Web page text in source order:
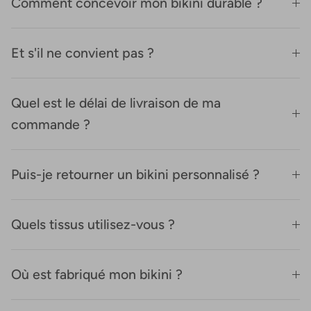
Et s'il ne convient pas ?
Quel est le délai de livraison de ma
commande ?
Puis-je retourner un bikini personnalisé ?
Quels tissus utilisez-vous ?
Où est fabriqué mon bikini ?